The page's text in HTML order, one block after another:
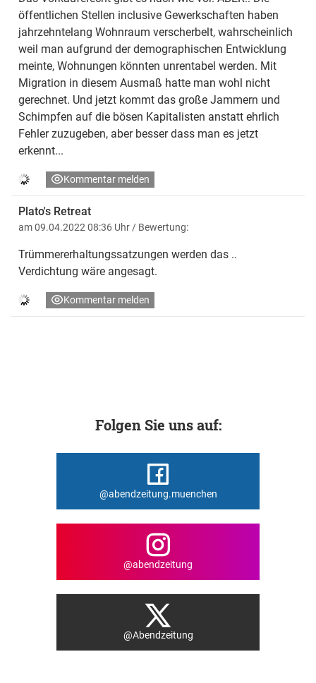
öffentlichen Stellen inclusive Gewerkschaften haben
jahrzehntelang Wohnraum verscherbelt, wahrscheinlich
weil man aufgrund der demographischen Entwicklung
meinte, Wohnungen könnten unrentabel werden. Mit
Migration in diesem Ausmaß hatte man wohl nicht
gerechnet. Und jetzt kommt das große Jammern und
Schimpfen auf die bösen Kapitalisten anstatt ehrlich
Fehler zuzugeben, aber besser dass man es jetzt
erkennt...
Kommentar melden
Plato's Retreat
am 09.04.2022 08:36 Uhr / Bewertung:
Trümmererhaltungssatzungen werden das ..
Verdichtung wäre angesagt.
Kommentar melden
Folgen Sie uns auf:
@abendzeitung.muenchen
@abendzeitung
@Abendzeitung